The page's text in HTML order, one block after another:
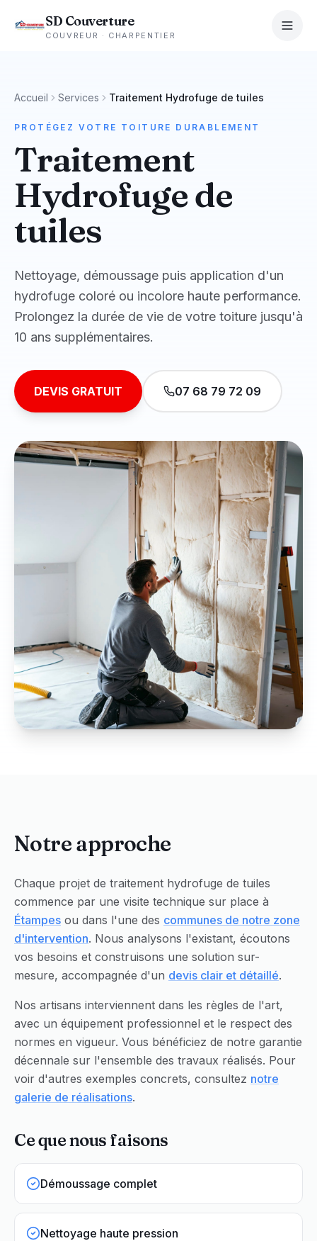
SD Couverture
COUVREUR · CHARPENTIER
Accueil Services Traitement Hydrofuge de tuiles
PROTÉGEZ VOTRE TOITURE DURABLEMENT
Traitement
Hydrofuge de
tuiles
Nettoyage, démoussage puis application d'un
hydrofuge coloré ou incolore haute performance.
Prolongez la durée de vie de votre toiture jusqu'à
10 ans supplémentaires.
DEVIS GRATUIT 07 68 79 72 09
Notre approche
Chaque projet de traitement hydrofuge de tuiles
commence par une visite technique sur place à
Étampes ou dans l'une des communes de notre zone
d'intervention. Nous analysons l'existant, écoutons
vos besoins et construisons une solution sur-
mesure, accompagnée d'un devis clair et détaillé.
Nos artisans interviennent dans les règles de l'art,
avec un équipement professionnel et le respect des
normes en vigueur. Vous bénéficiez de notre garantie
décennale sur l'ensemble des travaux réalisés. Pour
voir d'autres exemples concrets, consultez notre
galerie de réalisations.
Ce que nous faisons
Démoussage complet
Nettoyage haute pression